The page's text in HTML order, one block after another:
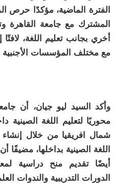
الفترة الماضية، مؤكدًا حرص
المشترك مع جامعة القاهرة
أخري بجانب تعليم اللغة،
مع مختلف المؤسسات الأجنبية
وأكد السيد ليو جيان، أن
محوريًا لتعليم اللغة
شمال افريقيا من خلال
اللغة الصينية بداخلها،
أيضًا تقديم منح دراسية
الدورات التدريبية والندوات